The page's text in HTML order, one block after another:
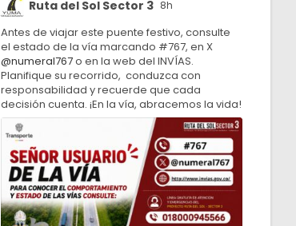
Ruta del Sol Sector 3 8h
Antes de viajar este puente festivo, consulte
el estado de la vía marcando #767, en X
@numeral767o en la web del INVÍAS.
Planifique su recorrido, conduzca con
responsabilidad y recuerde que cada
decisión cuenta. ¡En la vía, abracemos la vida!